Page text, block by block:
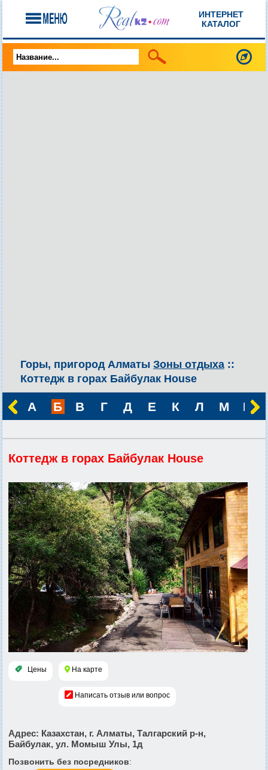
ИНТЕРНЕТ
КАТАЛОГ
Горы, пригород Алматы Зоны отдыха ::
Коттедж в горах Байбулак House
А Б В Г Д Е К Л М Н
Коттедж в горах Байбулак House
Цены На карте
Написать отзыв или вопрос
Адрес: Казахстан, г. Алматы, Талгарский р-н,
Байбулак, ул. Момыш Улы, 1д
Позвонить без посредников: